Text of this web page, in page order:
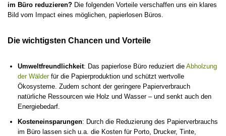
im Büro reduzieren? Die folgenden Vorteile verschaffen uns ein klares
Bild vom Impact eines möglichen, papierlosen Büros.
Die wichtigsten Chancen und Vorteile
Umweltfreundlichkeit: Das papierlose Büro reduziert die Abholzung
der Wälderfür die Papierproduktion und schützt wertvolle
Ökosysteme. Zudem schont der geringere Papierverbrauch
natürliche Ressourcen wie Holz und Wasser – und senkt auch den
Energiebedarf.
Kosteneinsparungen: Durch die Reduzierung des Papierverbrauchs
im Büro lassen sich u.a. die Kosten für Porto, Drucker, Tinte,